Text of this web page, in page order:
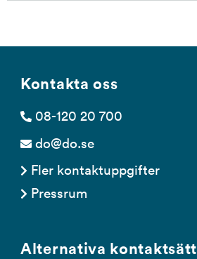
Kontakta oss
08-120 20 700
do@do.se
Fler kontaktuppgifter
Pressrum
Alternativa kontaktsätt